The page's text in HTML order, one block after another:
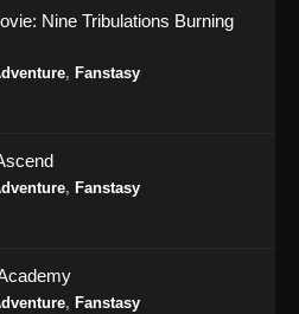
Indonesia - Agustus 13, 2024
God Emperor Episode 405
Indonesia
Indonesia - Agustus 16, 2024
God Emperor Episode 406
- Supreme God Emperor Episode 406
Indonesia - Agustus 19, 2024
Nine Tribulations Burning
, Fanstasy
, Fanstasy
, Fanstasy